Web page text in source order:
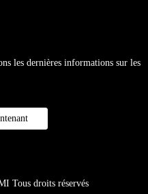
les dernières informations sur les
Tous droits réservés